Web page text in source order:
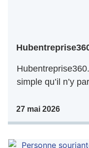
simple qu’il n’y
27 mai 2026